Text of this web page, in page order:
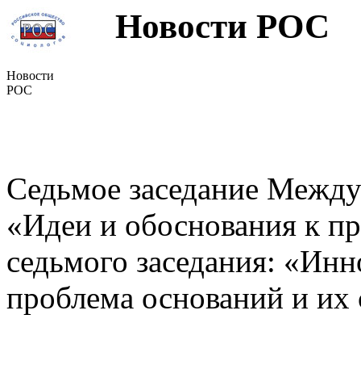
Новости РОС
Новости
РОС
Седьмое заседание
«Идеи и обоснования к
седьмого заседания:
проблема оснований и их